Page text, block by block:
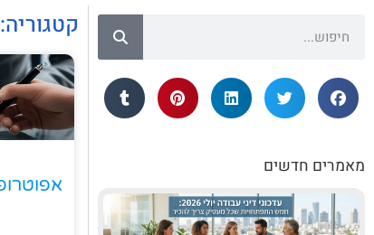
מאמרים חדשים